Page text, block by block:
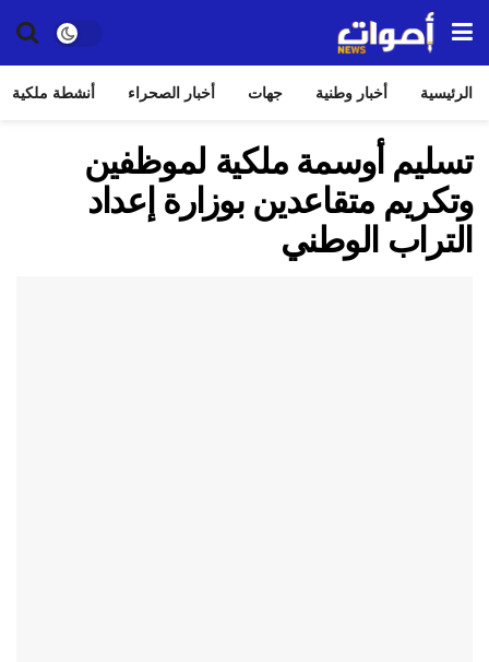
الرئيسية أخبار وطنية جهات أخبار الصحراء أنشطة ملكية
تسليم أوسمة ملكية لموظفين
وتكريم متقاعدين بوزارة إعداد
التراب الوطني